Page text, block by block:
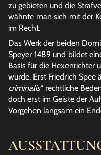
zu gebieten und die
wähnte man sich mit der
im Recht.
Das Werk der beiden
Speyer 1489 und bildet
Basis für die Hexenrichter
wurde. Erst Friedrich Spee
criminalis“ rechtliche
doch erst im Geiste der
Vorgehen langsam ein